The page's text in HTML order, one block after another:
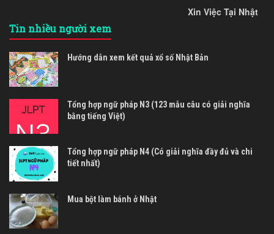
Xin Việc Tại Nhật
Tin nhiều người xem
Hướng dẫn xem kết quả xổ số Nhật Bản
Tổng hợp ngữ pháp N3 (123 mẫu câu có giải nghĩa
bằng tiếng Việt)
Tổng hợp ngữ pháp N4 (Có giải nghĩa đầy đủ và chi
tiết nhất)
Mua bột làm bánh ở Nhật